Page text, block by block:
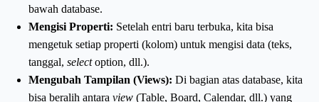
bawah database.
Mengisi Properti: Setelah entri baru terbuka, kita bisa
mengetuk setiap properti (kolom) untuk mengisi data (teks,
tanggal, selectoption, dll.).
Mengubah Tampilan (Views): Di bagian atas database, kita
bisa beralih antara view (Table, Board, Calendar, dll.) yang